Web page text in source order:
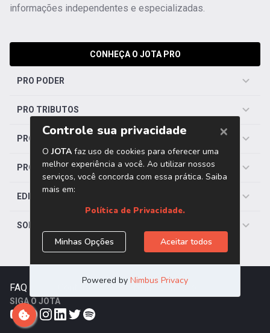
informações independentes e especializadas.
CONHEÇA O JOTA PRO
PRO PODER
PRO TRIBUTOS
PRO TRABALHISTA
PRO SAÚDE
EDITORIAS
SOBRE O JOTA
FAQ Trabalhe Conosco
SIGA O JOTA